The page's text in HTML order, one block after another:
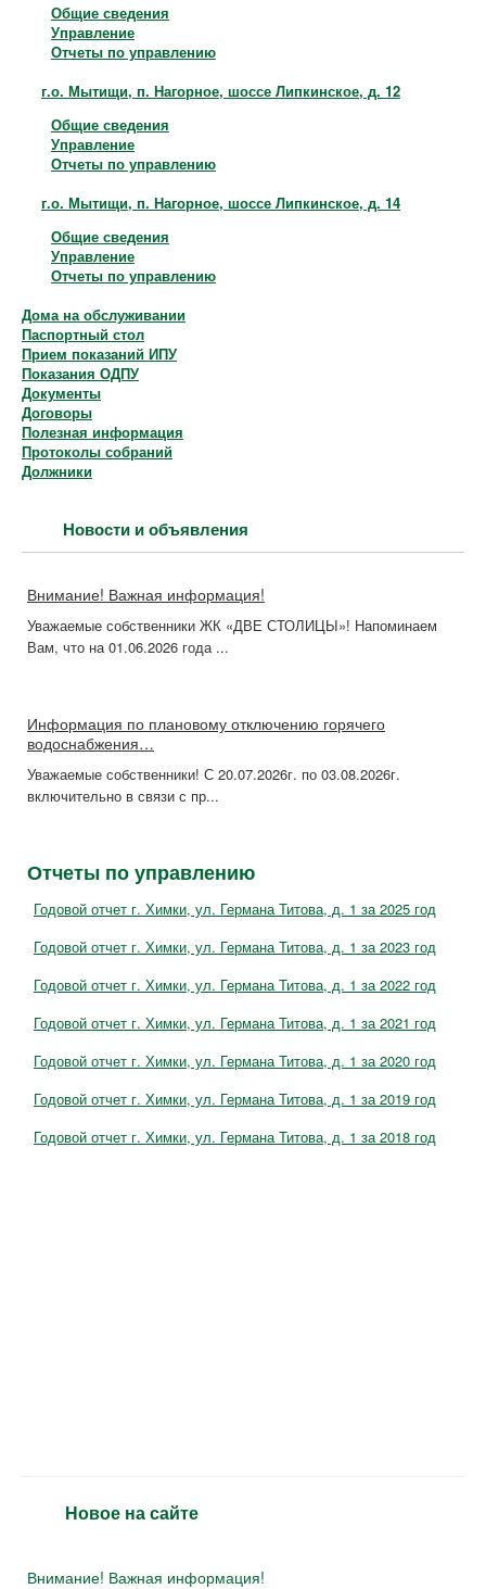
Общие сведения
Управление
Отчеты по управлению
г.о. Мытищи, п. Нагорное, шоссе Липкинское, д. 12
Общие сведения
Управление
Отчеты по управлению
г.о. Мытищи, п. Нагорное, шоссе Липкинское, д. 14
Общие сведения
Управление
Отчеты по управлению
Дома на обслуживании
Паспортный стол
Прием показаний ИПУ
Показания ОДПУ
Документы
Договоры
Полезная информация
Протоколы собраний
Должники
Новости и объявления
Внимание! Важная информация!
Уважаемые собственники ЖК «ДВЕ СТОЛИЦЫ»! Напоминаем
Вам, что на 01.06.2026 года ...
Информация по плановому отключению горячего
водоснабжения…
Уважаемые собственники! С 20.07.2026г. по 03.08.2026г.
включительно в связи с пр...
Отчеты по управлению
Годовой отчет г. Химки, ул. Германа Титова, д. 1 за 2025 год
Годовой отчет г. Химки, ул. Германа Титова, д. 1 за 2023 год
Годовой отчет г. Химки, ул. Германа Титова, д. 1 за 2022 год
Годовой отчет г. Химки, ул. Германа Титова, д. 1 за 2021 год
Годовой отчет г. Химки, ул. Германа Титова, д. 1 за 2020 год
Годовой отчет г. Химки, ул. Германа Титова, д. 1 за 2019 год
Годовой отчет г. Химки, ул. Германа Титова, д. 1 за 2018 год
Новое на сайте
Внимание! Важная информация!